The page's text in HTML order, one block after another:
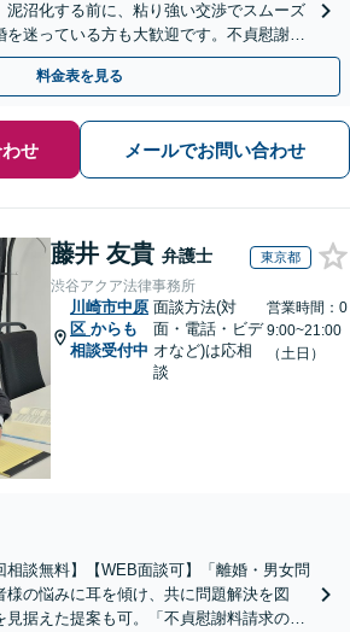
泥沼化する前に、粘り強い交渉でスムーズ
迷っている方も大歓迎です。不貞慰謝料
ください！【夜間や休日相談可】
料金表を見る
せ メールでお問い合わせ
藤井 友貴 弁護士 東京都
渋谷アクア法律事務所
川崎市中原
区 からも
相談受付中
面談方法(対
面・電話・ビデ
オなど)は応相
談
営業時間：0
9:00~21:00
（土日）
相談無料】【WEB面談可】「離婚・男女問
の悩みに耳を傾け、共に問題解決を図
見据えた提案も可。「不貞慰謝料請求の減